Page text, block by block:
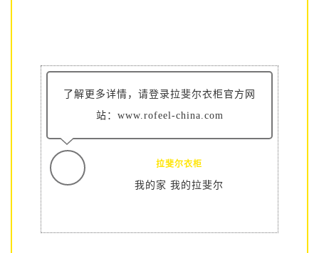
了解更多详情，请登录拉斐尔衣柜官方网
站：www.rofeel-china.com
拉斐尔衣柜
我的家 我的拉斐尔